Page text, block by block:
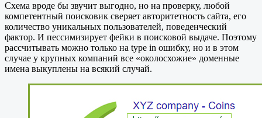
Схема вроде бы звучит выгодно, но на проверку, любой
компетентный поисковик сверяет авторитетность сайта, его
количество уникальных пользователей, поведенческий
фактор. И пессимизирует фейки в поисковой выдаче. Поэтому
рассчитывать можно только на type in ошибку, но и в этом
случае у крупных компаний все «околосхожие» доменные
имена выкуплены на всякий случай.